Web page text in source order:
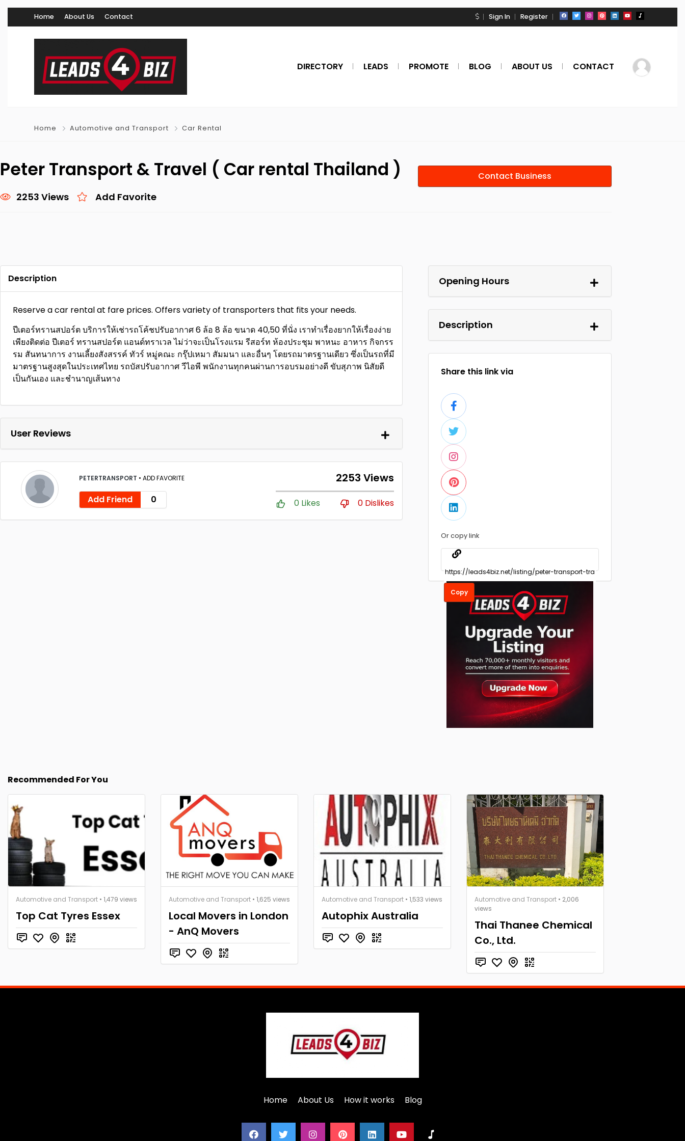
Home About Us Contact Sign In Register
DIRECTORY LEADS PROMOTE BLOG ABOUT US CONTACT
Home Automotive and Transport Car Rental
Peter Transport & Travel ( Car rental Thailand )
2253 Views Add Favorite
Contact Business
Description
Reserve a car rental at fare prices. Offers variety of transporters that fits your needs.
ปีเตอร์ทรานสปอร์ต บริการให้เช่ารถโค้ชปรับอากาศ 6 ล้อ 8 ล้อ ขนาด 40,50 ที่นั่ง เราทำเรื่องยากให้เรื่องง่าย
เพียงติดต่อ ปีเตอร์ ทรานสปอร์ต แอนด์ทราเวล ไม่ว่าจะเป็นโรงแรม รีสอร์ท ห้องประชุม พาหนะ อาหาร กิจกรร
รม สันทนาการ งานเลี้ยงสังสรรค์ ทัวร์ หมู่คณะ กรุ๊ปเหมา สัมมนา และอื่นๆ โดยรถมาตรฐานเดียว ซึ่งเป็นรถที่มี
มาตรฐานสูงสุดในประเทศไทย รถบัสปรับอากาศ วีไอพี พนักงานทุกคนผ่านการอบรมอย่างดี ขับสุภาพ นิสัยดี
เป็นกันเอง และชำนาญเส้นทาง
User Reviews
PETERTRANSPORT • ADD FAVORITE
Add Friend 0
2253 Views
0 Likes 0 Dislikes
Opening Hours
Description
Share this link via
Or copy link
Copy
Recommended For You
Automotive and Transport • 1,479 views
Top Cat Tyres Essex
Automotive and Transport • 1,625 views
Local Movers in London
- AnQ Movers
Automotive and Transport • 1,533 views
Autophix Australia
Automotive and Transport • 2,006
views
Thai Thanee Chemical
Co., Ltd.
Home About Us How it works Blog